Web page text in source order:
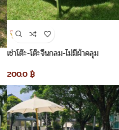
เช่าโต๊ะ-โต๊ะจีนกลม-ไม่มีผ้าคลุม
200.0 ฿